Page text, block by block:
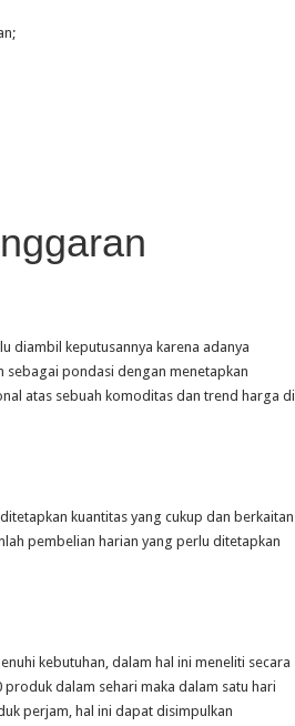
diambil keputusannya karena adanya
sebagai pondasi dengan menetapkan
atas sebuah komoditas dan trend harga di
kuantitas yang cukup dan berkaitan
pembelian harian yang perlu ditetapkan
kebutuhan, dalam hal ini meneliti secara
dalam sehari maka dalam satu hari
perjam, hal ini dapat disimpulkan